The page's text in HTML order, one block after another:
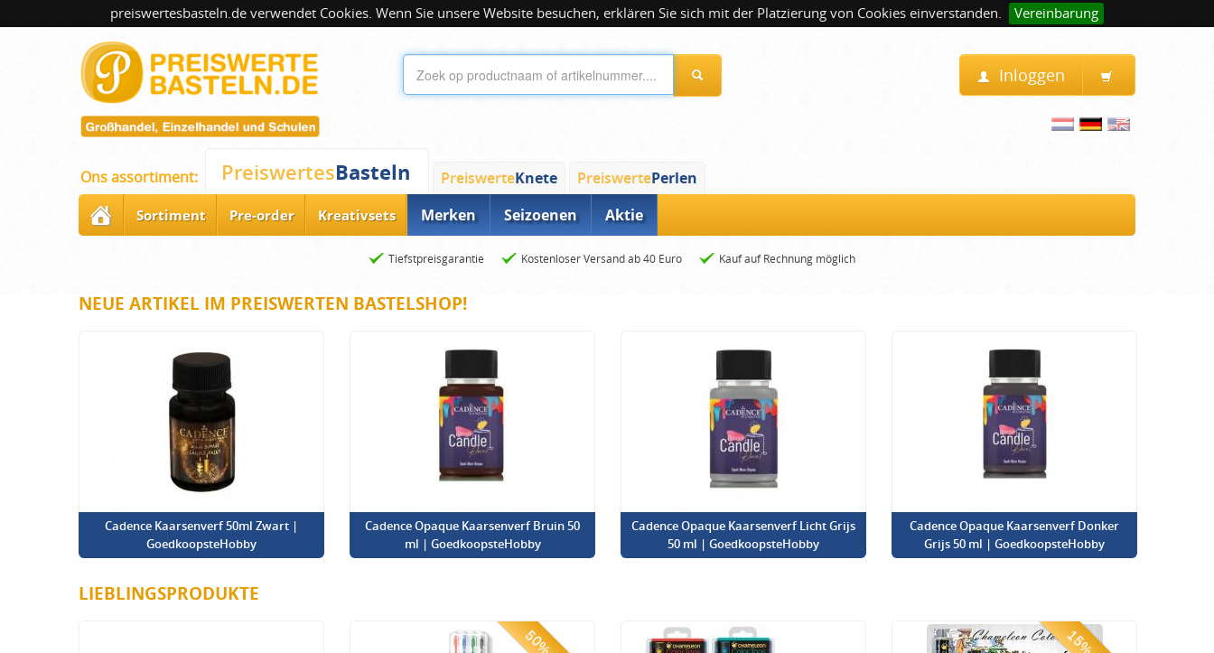
preiswertesbasteln.de verwendet Cookies. Wenn Sie unsere Website besuchen, erklären Sie sich mit der Platzierung von Cookies einverstanden. Vereinbarung
Inloggen
Ons assortiment: PreiswertesBasteln PreiswerteKnete PreiswertePerlen
Sortiment Pre-order Kreativsets Merken Seizoenen Aktie
Tiefstpreisgarantie Kostenloser Versand ab 40 Euro Kauf auf Rechnung möglich
NEUE ARTIKEL IM PREISWERTEN BASTELSHOP!
Cadence Kaarsenverf 50ml Zwart |
GoedkoopsteHobby
Cadence Opaque Kaarsenverf Bruin 50
ml | GoedkoopsteHobby
Cadence Opaque Kaarsenverf Licht Grijs
50 ml | GoedkoopsteHobby
Cadence Opaque Kaarsenverf Donker
Grijs 50 ml | GoedkoopsteHobby
LIEBLINGSPRODUKTE